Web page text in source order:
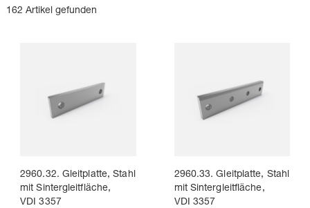
162 Artikel gefunden
2960.32. Gleitplatte, Stahl
mit Sintergleitfläche,
VDI 3357
2960.33. Gleitplatte, Stahl
mit Sintergleitfläche,
VDI 3357